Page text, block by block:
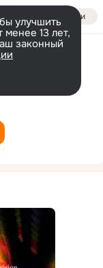
Войти
улучшить
менее 13 лет,
законный
Wilson